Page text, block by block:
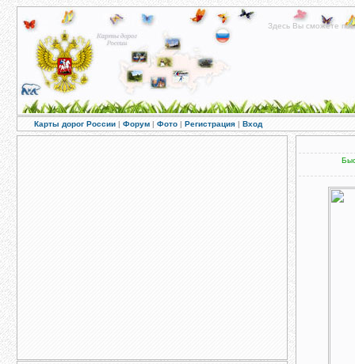
Здесь Вы сможете
Карты дорог России | Форум | Фото | Регистрация | Вход